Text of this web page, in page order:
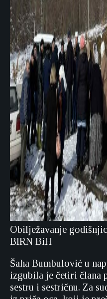
Obilježavanje
BIRN BiH
Šaha Bumbulović u
izgubila je četiri člana
sestru i sestričnu. Za